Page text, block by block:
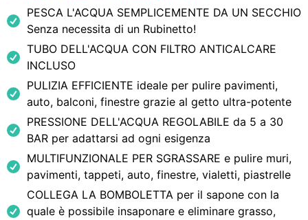
PESCA L'ACQUA SEMPLICEMENTE DA UN SECCHIO
Senza necessita di un Rubinetto!
TUBO DELL'ACQUA CON FILTRO ANTICALCARE
INCLUSO
PULIZIA EFFICIENTE ideale per pulire pavimenti,
auto, balconi, finestre grazie al getto ultra-potente
PRESSIONE DELL'ACQUA REGOLABILE da 5 a 30
BAR per adattarsi ad ogni esigenza
MULTIFUNZIONALE PER SGRASSARE e pulire muri,
pavimenti, tappeti, auto, finestre, vialetti, piastrelle
COLLEGA LA BOMBOLETTA per il sapone con la
quale è possibile insaponare e eliminare grasso,